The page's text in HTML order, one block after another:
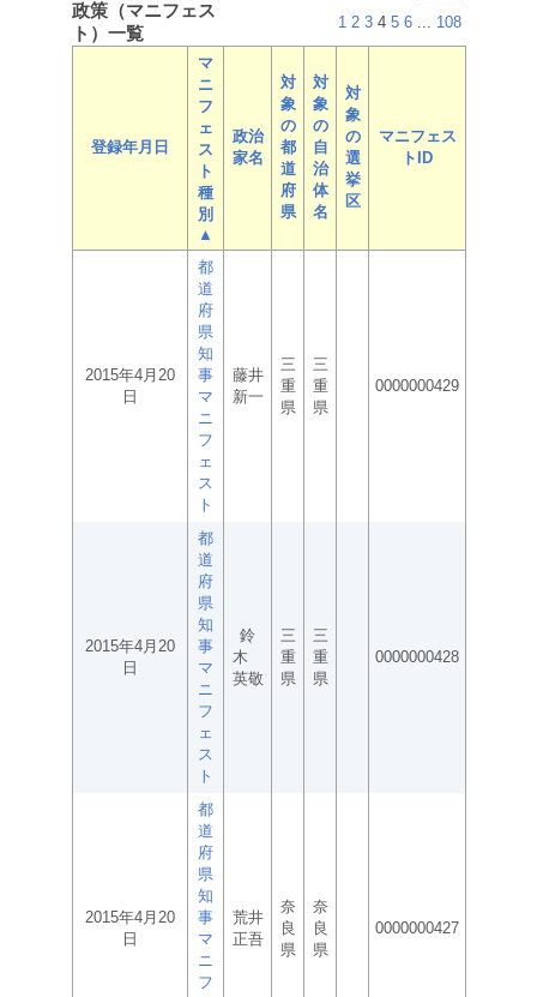
政策（マニフェス
ト）一覧
1 2 3 4 5 6 ... 108
登録年月日
マ
ニ
フ
ェ
ス
ト
種
別
▲
政治
家名
対
象
の
都
道
府
県
対
象
の
自
治
体
名
対
象
の
選
挙
区
マニフェス
トID
2015年4月20
日
都
道
府
県
知
事
マ
ニ
フ
ェ
ス
ト
藤井
新一
三
重
県
三
重
県
0000000429
2015年4月20
日
都
道
府
県
知
事
マ
ニ
フ
ェ
ス
ト
鈴
木
英敬
三
重
県
三
重
県
0000000428
2015年4月20
日
都
道
府
県
知
事
マ
ニ
フ
荒井
正吾
奈
良
県
奈
良
県
0000000427